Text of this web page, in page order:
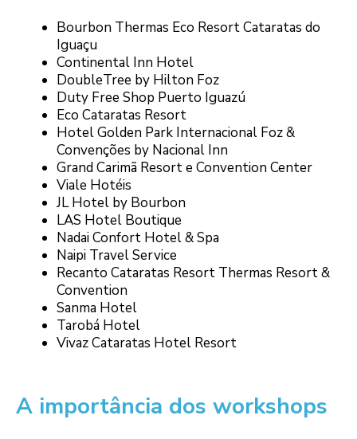
Bourbon Thermas Eco Resort Cataratas do
Iguaçu
Continental Inn Hotel
DoubleTree by Hilton Foz
Duty Free Shop Puerto Iguazú
Eco Cataratas Resort
Hotel Golden Park Internacional Foz &
Convenções by Nacional Inn
Grand Carimã Resort e Convention Center
Viale Hotéis
JL Hotel by Bourbon
LAS Hotel Boutique
Nadai Confort Hotel & Spa
Naipi Travel Service
Recanto Cataratas Resort Thermas Resort &
Convention
Sanma Hotel
Tarobá Hotel
Vivaz Cataratas Hotel Resort
A importância dos workshops